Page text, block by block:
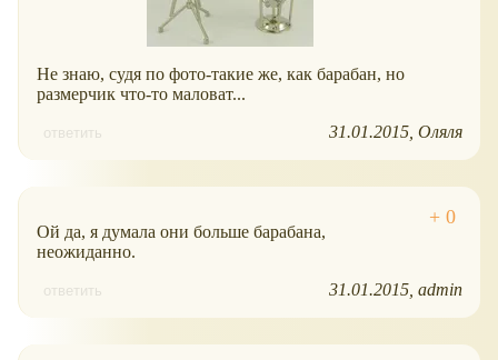
Не знаю, судя по фото-такие же, как барабан, но
размерчик что-то маловат...
ответить 31.01.2015 Оляля
Ой да, я думала они больше барабана,
неожиданно.
ответить 31.01.2015 admin